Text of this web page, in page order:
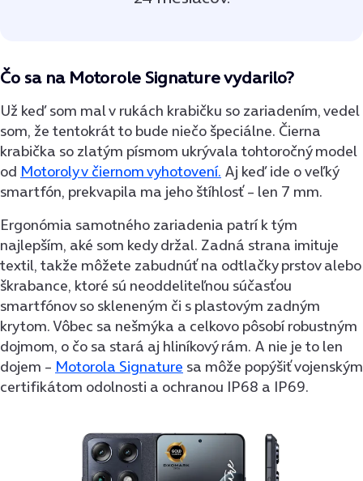
Čo sa na Motorole Signature vydarilo?
Už keď som mal v rukách krabičku so zariadením, vedel
som, že tentokrát to bude niečo špeciálne. Čierna
krabička so zlatým písmom ukrývala tohtoročný model
od Motoroly v čiernom vyhotovení. Aj keď ide o veľký
smartfón, prekvapila ma jeho štíhlosť – len 7 mm.
Ergonómia samotného zariadenia patrí k tým
najlepším, aké som kedy držal. Zadná strana imituje
textil, takže môžete zabudnúť na odtlačky prstov alebo
škrabance, ktoré sú neoddeliteľnou súčasťou
smartfónov so skleneným či s plastovým zadným
krytom. Vôbec sa nešmýka a celkovo pôsobí robustným
dojmom, o čo sa stará aj hliníkový rám. A nie je to len
dojem – Motorola Signature sa môže popýšiť vojenským
certifikátom odolnosti a ochranou IP68 a IP69.